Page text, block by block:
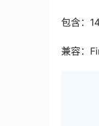
包含：
兼容：